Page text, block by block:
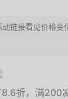
链接看见价格变
折，满200